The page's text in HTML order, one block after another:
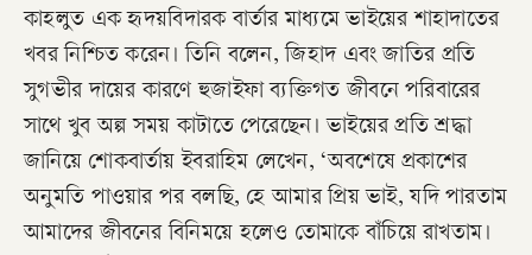
কাহলুত এক হৃদয়বিদারক বার্তার মাধ্যমে ভাইয়ের শাহাদাতের
খবর নিশ্চিত করেন। তিনি বলেন, জিহাদ এবং জাতির প্রতি
সুগভীর দায়ের কারণে হুজাইফা ব্যক্তিগত জীবনে পরিবারের
সাথে খুব অল্প সময় কাটাতে পেরেছেন। ভাইয়ের প্রতি শ্রদ্ধা
জানিয়ে শোকবার্তায় ইবরাহিম লেখেন, ‘অবশেষে প্রকাশের
অনুমতি পাওয়ার পর বলছি, হে আমার প্রিয় ভাই, যদি পারতাম
আমাদের জীবনের বিনিময়ে হলেও তোমাকে বাঁচিয়ে রাখতাম।